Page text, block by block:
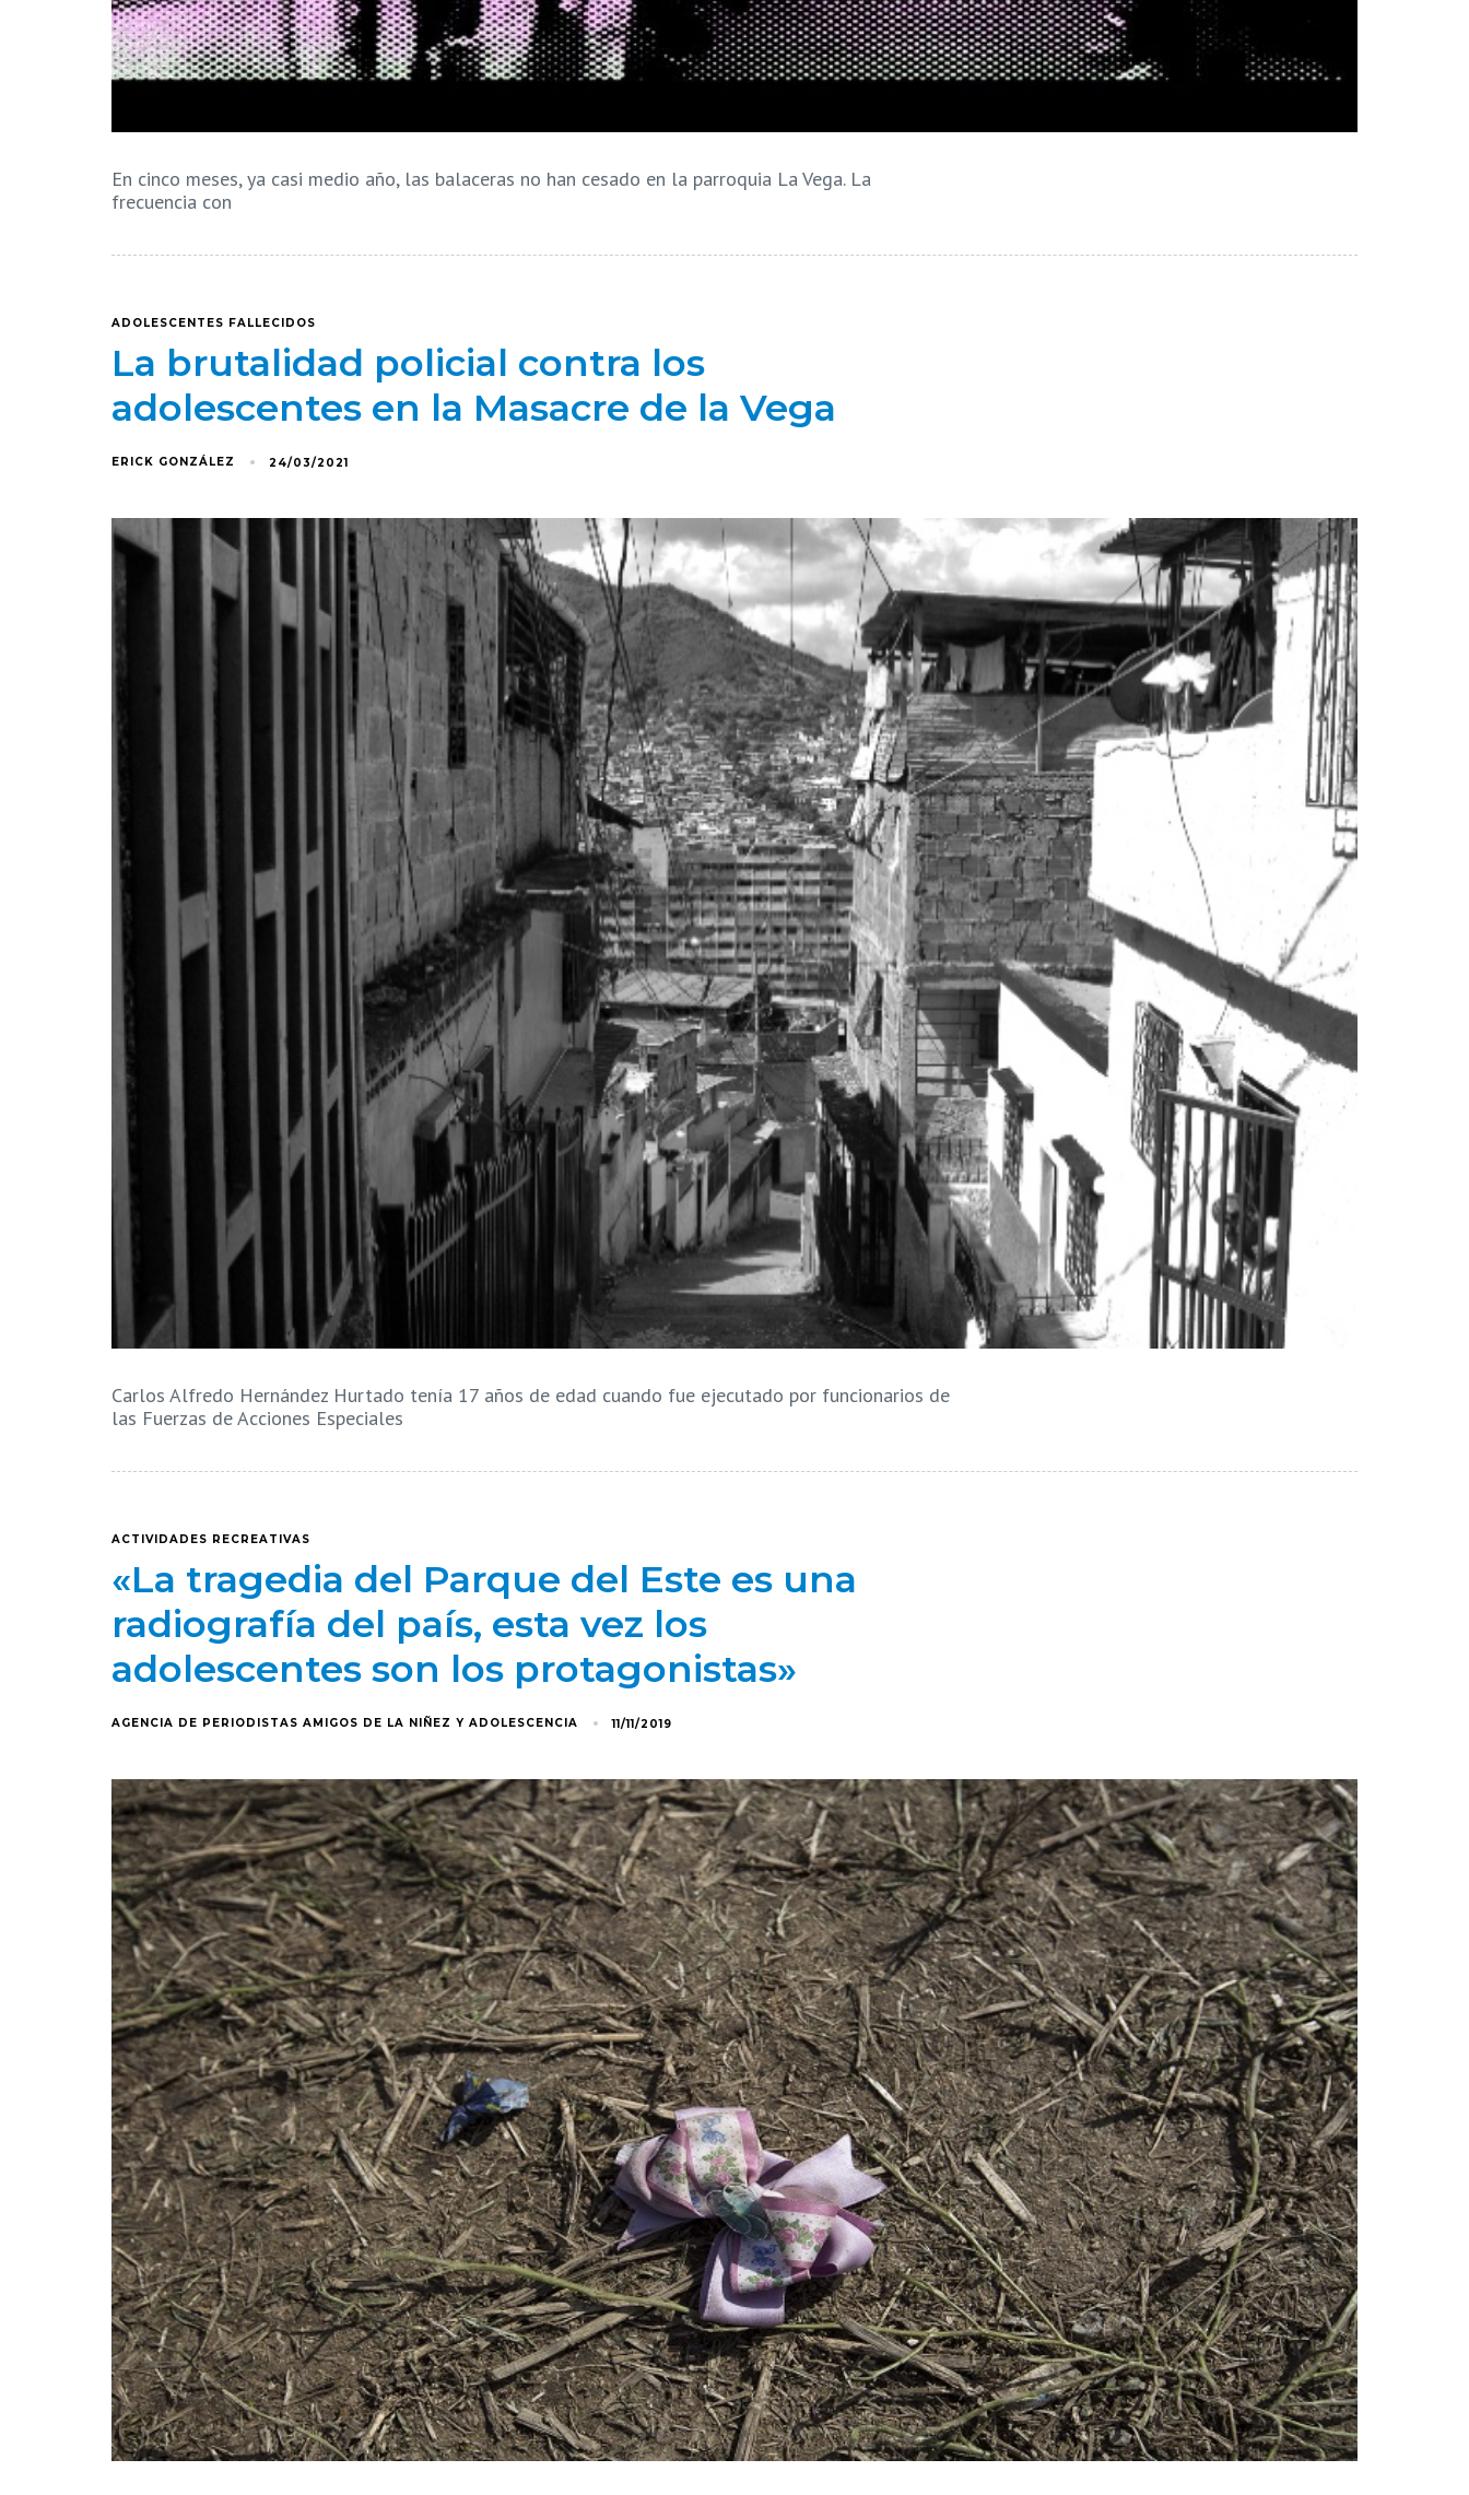
En cinco meses, ya casi medio año, las balaceras no han cesado en la parroquia La Vega. La
frecuencia con
ADOLESCENTES FALLECIDOS
La brutalidad policial contra los
adolescentes en la Masacre de la Vega
ERICK GONZÁLEZ 24/03/2021
Carlos Alfredo Hernández Hurtado tenía 17 años de edad cuando fue ejecutado por funcionarios de
las Fuerzas de Acciones Especiales
ACTIVIDADES RECREATIVAS
«La tragedia del Parque del Este es una
radiografía del país, esta vez los
adolescentes son los protagonistas»
AGENCIA DE PERIODISTAS AMIGOS DE LA NIÑEZ Y ADOLESCENCIA 11/11/2019